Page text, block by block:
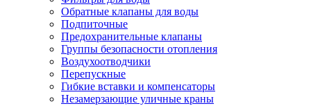
Обратные клапаны для воды
Подпиточные
Предохранительные клапаны
Группы безопасности отопления
Воздухоотводчики
Перепускные
Гибкие вставки и компенсаторы
Незамерзающие уличные краны